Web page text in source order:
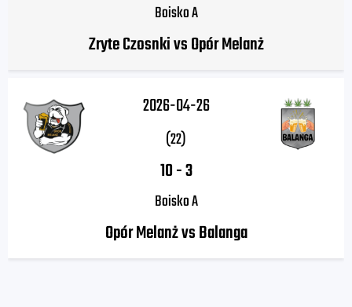
Boisko A
Zryte Czosnki vs Opór Melanż
2026-04-26
(22)
10-3
Boisko A
Opór Melanż vs Balanga